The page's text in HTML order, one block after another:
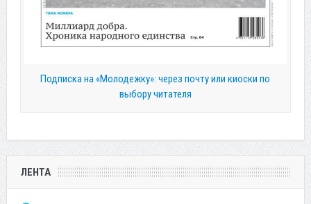
Подписка на «Молодежку»: через почту или киоски по
выбору читателя
ЛЕНТА